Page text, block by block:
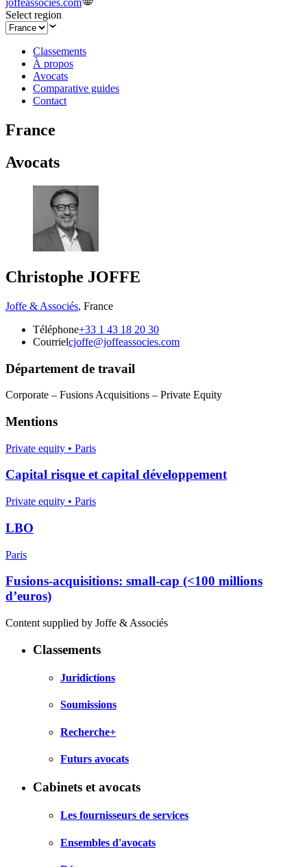
joffeassocies.com
Select region
Classements
À propos
Avocats
Comparative guides
Contact
France
Avocats
Christophe JOFFE
Joffe & Associés, France
Téléphone+33 1 43 18 20 30
Courrielcjoffe@joffeassocies.com
Département de travail
Corporate – Fusions Acquisitions – Private Equity
Mentions
Private equity • Paris
Capital risque et capital développement
Private equity • Paris
LBO
Paris
Fusions-acquisitions: small-cap (<100 millions
d’euros)
Content supplied by Joffe & Associés
Classements
Juridictions
Soumissions
Recherche+
Futurs avocats
Cabinets et avocats
Les fournisseurs de services
Ensembles d'avocats